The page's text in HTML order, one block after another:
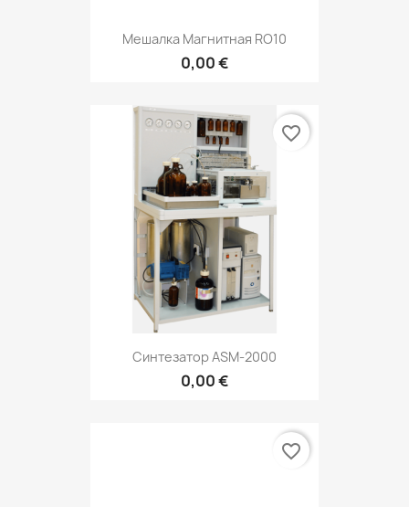
Мешалка Магнитная RO10
0,00 €
Синтезатор ASM-2000
0,00 €
favorite_border
favorite_border